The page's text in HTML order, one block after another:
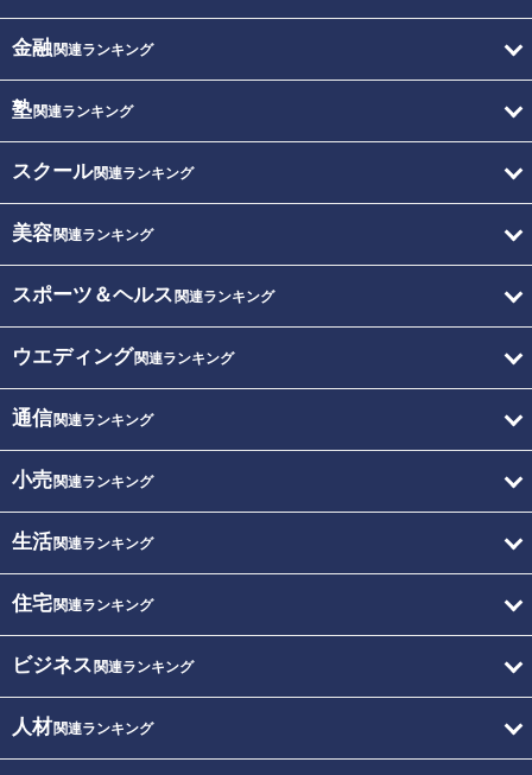
金融関連ランキング
塾関連ランキング
スクール関連ランキング
美容関連ランキング
スポーツ＆ヘルス 関連ランキング
ウエディング関連ランキング
通信関連ランキング
小売関連ランキング
生活関連ランキング
住宅関連ランキング
ビジネス 関連ランキング
人材関連ランキング